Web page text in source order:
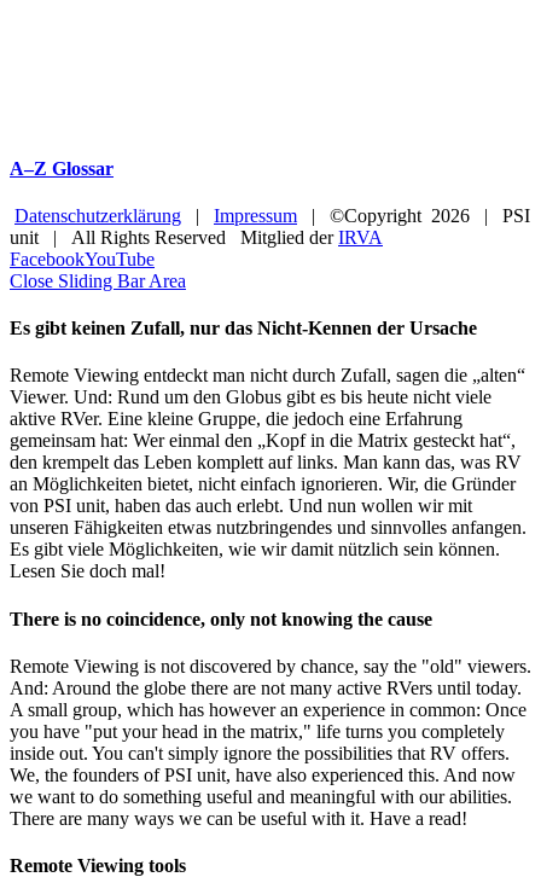
A–Z Glossar
Datenschutzerklärung | Impressum | ©Copyright 2026 | PSI
unit | All Rights Reserved Mitglied derIRVA
FacebookYouTube
Close Sliding Bar Area
Es gibt keinen Zufall, nur das Nicht-Kennen der Ursache
Remote Viewing entdeckt man nicht durch Zufall, sagen die „alten“
Viewer. Und: Rund um den Globus gibt es bis heute nicht viele
aktive RVer. Eine kleine Gruppe, die jedoch eine Erfahrung
gemeinsam hat: Wer einmal den „Kopf in die Matrix gesteckt hat“,
den krempelt das Leben komplett auf links. Man kann das, was RV
an Möglichkeiten bietet, nicht einfach ignorieren. Wir, die Gründer
von PSI unit, haben das auch erlebt. Und nun wollen wir mit
unseren Fähigkeiten etwas nutzbringendes und sinnvolles anfangen.
Es gibt viele Möglichkeiten, wie wir damit nützlich sein können.
Lesen Sie doch mal!
There is no coincidence, only not knowing the cause
Remote Viewing is not discovered by chance, say the "old" viewers.
And: Around the globe there are not many active RVers until today.
A small group, which has however an experience in common: Once
you have "put your head in the matrix," life turns you completely
inside out. You can't simply ignore the possibilities that RV offers.
We, the founders of PSI unit, have also experienced this. And now
we want to do something useful and meaningful with our abilities.
There are many ways we can be useful with it. Have a read!
Remote Viewing tools